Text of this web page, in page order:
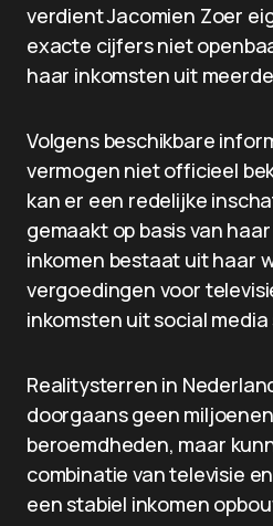
verdient Jacomien Zoer
exacte cijfers niet
haar inkomsten uit
Volgens beschikbare
vermogen niet officieel
kan er een redelijke
gemaakt op basis van
inkomen bestaat uit haar
vergoedingen voor
inkomsten uit social
Realitysterren in
doorgaans geen
beroemdheden, maar
combinatie van televisie
een stabiel inkomen